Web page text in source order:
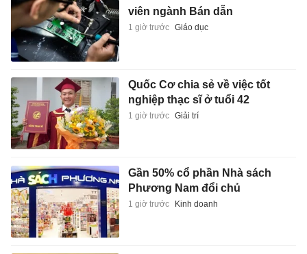
viên ngành Bán dẫn
1 giờ trước Giáo dục
Quốc Cơ chia sẻ về việc tốt
nghiệp thạc sĩ ở tuổi 42
1 giờ trước Giải trí
Gần 50% cổ phần Nhà sách
Phương Nam đổi chủ
1 giờ trước Kinh doanh